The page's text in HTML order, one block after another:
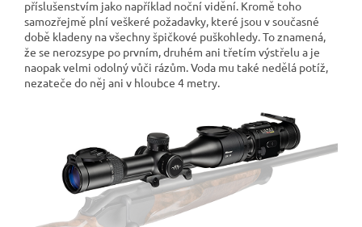
příslušenstvím jako například noční vidění. Kromě toho
samozřejmě plní veškeré požadavky, které jsou v současné
době kladeny na všechny špičkové puškohledy. To znamená,
že se nerozsype po prvním, druhém ani třetím výstřelu a je
naopak velmi odolný vůči rázům. Voda mu také nedělá potíž,
nezateče do něj ani v hloubce 4 metry.